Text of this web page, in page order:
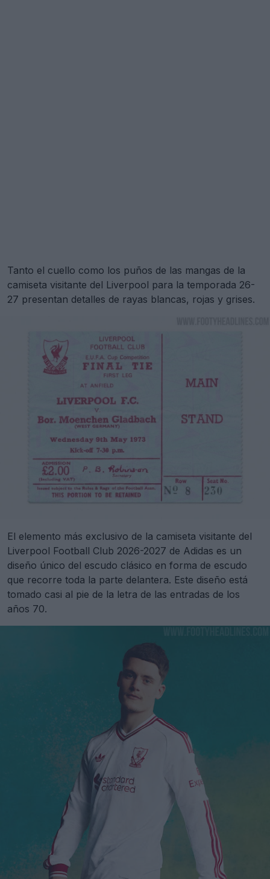
Tanto el cuello como los puños de las mangas de la
camiseta visitante del Liverpool para la temporada 26-
27 presentan detalles de rayas blancas, rojas y grises.
El elemento más exclusivo de la camiseta visitante del
Liverpool Football Club 2026-2027 de Adidas es un
diseño único del escudo clásico en forma de escudo
que recorre toda la parte delantera. Este diseño está
tomado casi al pie de la letra de las entradas de los
años 70.